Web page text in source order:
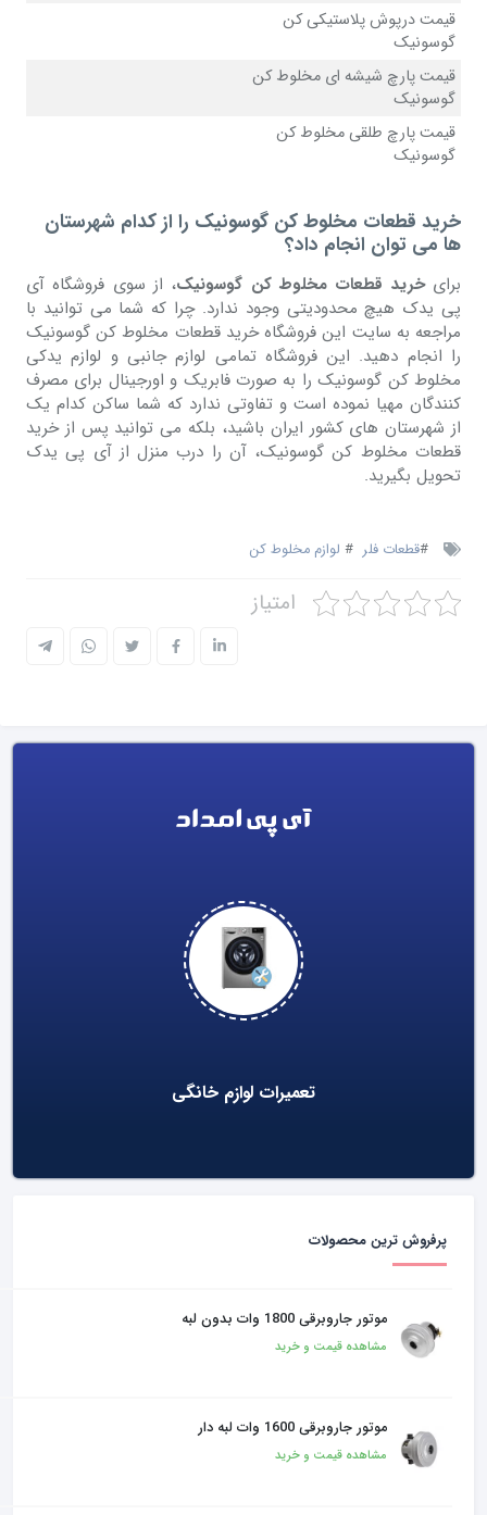
تعمیرات لوازم خانگی
پرفروش ترین محصولات
موتور جاروبرقی 1800 وات بدون لبه
مشاهده قیمت و خرید
موتور جاروبرقی 1600 وات لبه دار
مشاهده قیمت و خرید
قیمت درپوش پلاستیکی کن
گوسونیک
قیمت پارچ شیشه ای مخلوط کن
گوسونیک
قیمت پارچ طلقی مخلوط کن
گوسونیک
خرید قطعات مخلوط کن گوسونیک را از کدام شهرستان
ها می توان انجام داد؟
برایخرید قطعات مخلوط کن گوسونیک، از سوی فروشگاه آی
پی یدک هیچ محدودیتی وجود ندارد. چرا که شما می توانید با
مراجعه به سایت این فروشگاه خرید قطعات مخلوط کن گوسونیک
را انجام دهید. این فروشگاه تمامی لوازم جانبی و لوازم یدکی
مخلوط کن گوسونیک را به صورت فابریک و اورجینال برای مصرف
کنندگان مهیا نموده است و تفاوتی ندارد که شما ساکن کدام یک
از شهرستان های کشور ایران باشید، بلکه می توانید پس از خرید
قطعات مخلوط کن گوسونیک، آن را درب منزل از آی پی یدک
تحویل بگیرید.
#قطعات فلر # لوازم مخلوط کن
امتیاز